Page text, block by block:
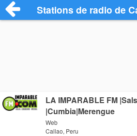
Stations de radio de
LA IMPARABLE FM
|Cumbia|Merengue
Web
Callao, Peru